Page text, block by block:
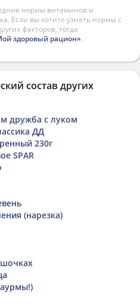
нормы витаминов и
Если вы хотите узнать нормы с
факторов, тогда
здоровый рацион».
состав других
дружба с луком
ДД
230г
SPAR
(нарезка)